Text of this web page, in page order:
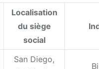
Localisation
du siège
social
San Diego,